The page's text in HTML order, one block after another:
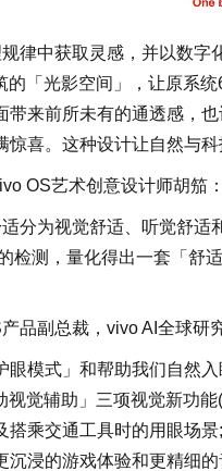
律中获取灵感，并以数
「光影空间」，让原系
来前所未有的通透感，
喜。这种设计让自然与
OS艺术创意设计师胡笳
分为视觉舒适、听觉舒
检测，量化得出一套「舒
品副总裁，vivo AI全球研
眼模式」和帮助我们自然
觉辅助」三项视觉新功
乘交通工具时的用眼场
浸的游戏体验和更精细